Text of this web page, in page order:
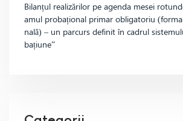
Bilanțul realizărilor pe agenda mesei
amul probațional primar obligatoriu
nală) – un parcurs definit în cadrul
bațiune”